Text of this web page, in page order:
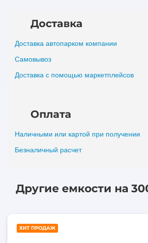
Доставка
Доставка автопарком компании
Самовывоз
Доставка с помощью маркетплейсов
Оплата
Наличными или картой при получении
Безналичный расчет
Другие емкости на
ХИТ ПРОДАЖ